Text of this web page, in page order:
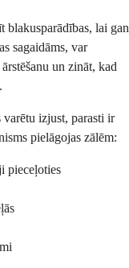
blakusparādības, lai gan
sagaidāms, var
un zināt, kad
varētu izjust, parasti ir
pielāgojas zālēm:
pieceļoties